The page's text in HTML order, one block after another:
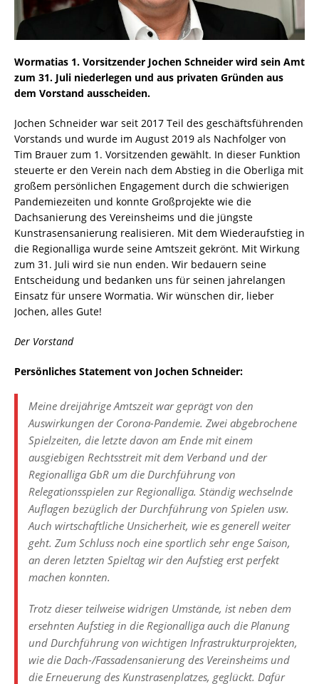
Wormatias 1. Vorsitzender Jochen Schneider wird sein Amt
zum 31. Juli niederlegen und aus privaten Gründen aus
dem Vorstand ausscheiden.
Jochen Schneider war seit 2017 Teil des geschäftsführenden
Vorstands und wurde im August 2019 als Nachfolger von
Tim Brauer zum 1. Vorsitzenden gewählt. In dieser Funktion
steuerte er den Verein nach dem Abstieg in die Oberliga mit
großem persönlichen Engagement durch die schwierigen
Pandemiezeiten und konnte Großprojekte wie die
Dachsanierung des Vereinsheims und die jüngste
Kunstrasensanierung realisieren. Mit dem Wiederaufstieg in
die Regionalliga wurde seine Amtszeit gekrönt. Mit Wirkung
zum 31. Juli wird sie nun enden. Wir bedauern seine
Entscheidung und bedanken uns für seinen jahrelangen
Einsatz für unsere Wormatia. Wir wünschen dir, lieber
Jochen, alles Gute!
Der Vorstand
Persönliches Statement von Jochen Schneider:
Meine dreijährige Amtszeit war geprägt von den
Auswirkungen der Corona-Pandemie. Zwei abgebrochene
Spielzeiten, die letzte davon am Ende mit einem
ausgiebigen Rechtsstreit mit dem Verband und der
Regionalliga GbR um die Durchführung von
Relegationsspielen zur Regionalliga. Ständig wechselnde
Auflagen bezüglich der Durchführung von Spielen usw.
Auch wirtschaftliche Unsicherheit, wie es generell weiter
geht. Zum Schluss noch eine sportlich sehr enge Saison,
an deren letzten Spieltag wir den Aufstieg erst perfekt
machen konnten.
Trotz dieser teilweise widrigen Umstände, ist neben dem
ersehnten Aufstieg in die Regionalliga auch die Planung
und Durchführung von wichtigen Infrastrukturprojekten,
wie die Dach-/Fassadensanierung des Vereinsheims und
die Erneuerung des Kunstrasenplatzes, geglückt. Dafür